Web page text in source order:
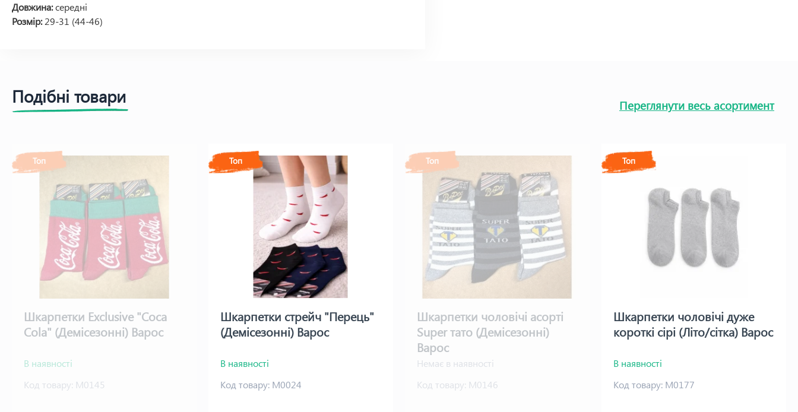
Довжина:середні
Розмір:29-31 (44-46)
Подібні товари Переглянути весь асортимент
Топ
Шкарпетки Exclusive "Coca
Cola" (Демісезонні) Варос
В наявності
Код товару: М0145
Топ
Шкарпетки стрейч "Перець"
(Демісезонні) Варос
В наявності
Код товару: М0024
Топ
Шкарпетки чоловічі асорті
Super тато (Демісезонні)
Варос
Немає в наявності
Код товару: М0146
Топ
Шкарпетки чоловічі дуже
короткі сірі (Літо/сітка) Варос
В наявності
Код товару: М0177